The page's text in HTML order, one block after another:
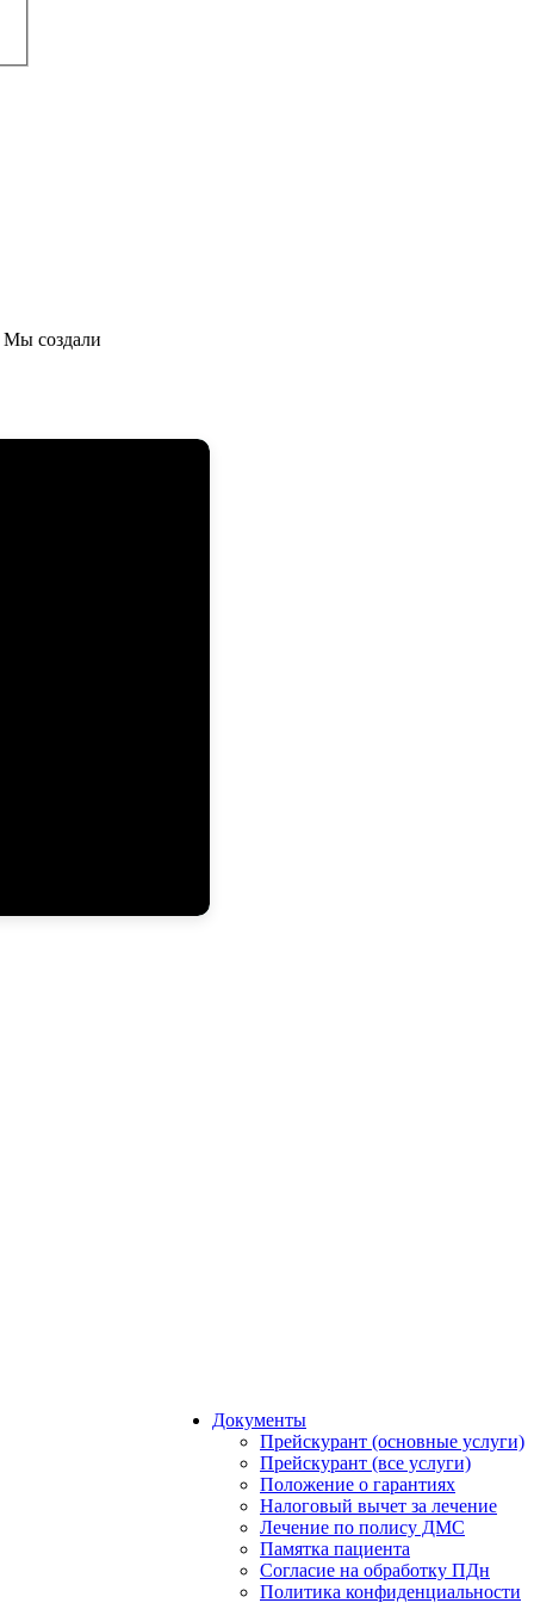
Мы создали
Документы
Прейскурант (основные услуги)
Прейскурант (все услуги)
Положение о гарантиях
Налоговый вычет за лечение
Лечение по полису ДМС
Памятка пациента
Согласие на обработку ПДн
Политика конфиденциальности